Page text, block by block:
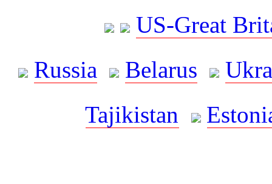
US-Great
Russia
Belarus
Tajikistan